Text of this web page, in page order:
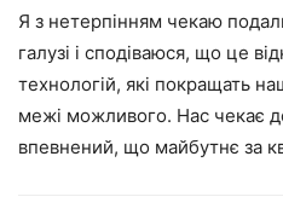
Я з нетерпінням чекаю
галузі і сподіваюся, що це
технологій, які покращать
межі можливого. Нас чекає
впевнений, що майбутнє за